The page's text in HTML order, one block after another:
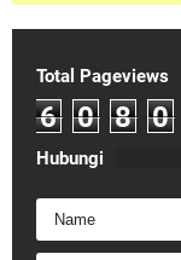
Total Pageviews
6 0 8 0
Hubungi